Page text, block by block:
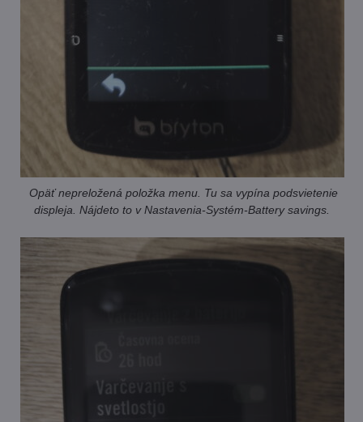
Opäť nepreložená položka menu. Tu sa vypína podsvietenie
displeja. Nájdeto to v Nastavenia-Systém-Battery savings.